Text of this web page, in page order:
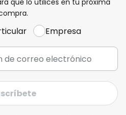
Empresa